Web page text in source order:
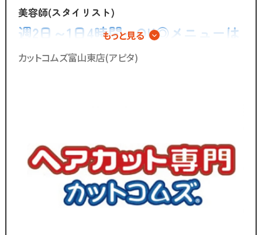
「家庭も大切にしながら
効率よく働きたい」
そんな想いを抱えるあなたを
カットコムズは応援します！！
多く選ばれています！
＼
ブランクがあっても大丈夫！
美容師(スタイリスト)
週2日～1日4時間～OK◎メニューは
カットのみ◎シャンプーやカラー、
もっと見る
カットコムズ富山東店(アピタ)